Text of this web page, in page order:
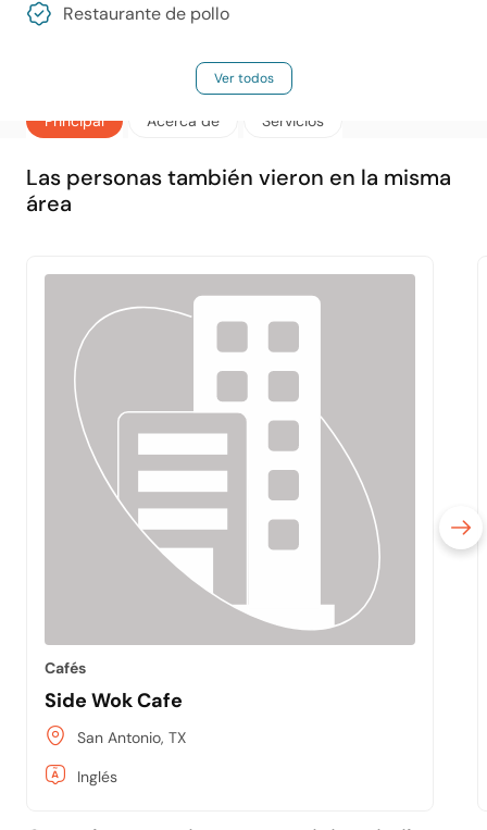
Principal Acerca de Servicios
Restaurante de pollo
Ver todos
Las personas también vieron en la misma
área
Cafés
Side Wok Cafe
San Antonio, TX
Inglés